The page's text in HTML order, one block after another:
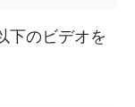
下のビデオを